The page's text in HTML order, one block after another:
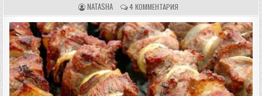
А
В
Т
О
Р
Р
Е
Ц
Е
П
Т
А
:
NATASHA О
Т
З
Ы
В
Ы
:
4 КОММЕНТАРИЯ